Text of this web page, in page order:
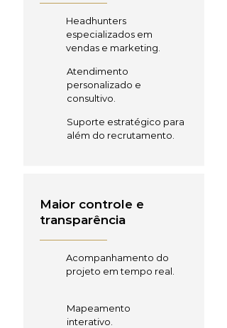
Headhunters
especializados em
vendas e marketing.
Atendimento
personalizado e
consultivo.
Suporte estratégico para
além do recrutamento.
Maior controle e
transparência
Acompanhamento do
projeto em tempo real.
Mapeamento
interativo.